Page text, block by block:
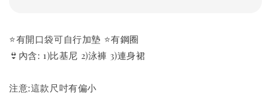
⭐️有開口袋可自行加墊 ⭐️有鋼圈
👙內含: 1)比基尼 2)泳褲 3)連身裙
注意:這款尺吋有偏小